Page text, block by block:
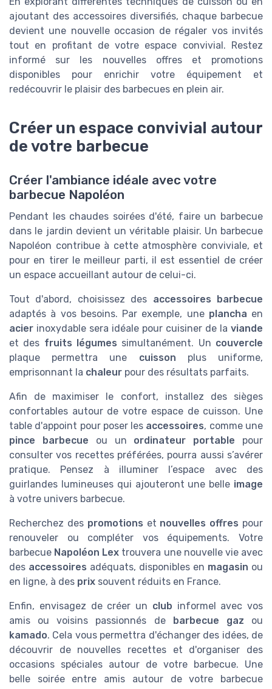
ajoutant des accessoires diversifiés, chaque barbecue
devient une nouvelle occasion de régaler vos invités
tout en profitant de votre espace convivial. Restez
informé sur les nouvelles offres et promotions
disponibles pour enrichir votre équipement et
redécouvrir le plaisir des barbecues en plein air.
Créer un espace convivial autour
de votre barbecue
Créer l'ambiance idéale avec votre
barbecue Napoléon
Pendant les chaudes soirées d'été, faire un barbecue
dans le jardin devient un véritable plaisir. Un barbecue
Napoléon contribue à cette atmosphère conviviale, et
pour en tirer le meilleur parti, il est essentiel de créer
un espace accueillant autour de celui-ci.
Tout d'abord, choisissez des accessoires barbecue
adaptés à vos besoins. Par exemple, une plancha en
acier inoxydable sera idéale pour cuisiner de la viande
et des fruits légumes simultanément. Un couvercle
plaque permettra une cuisson plus uniforme,
emprisonnant la chaleur pour des résultats parfaits.
Afin de maximiser le confort, installez des sièges
confortables autour de votre espace de cuisson. Une
table d'appoint pour poser les accessoires, comme une
pince barbecue ou un ordinateur portable pour
consulter vos recettes préférées, pourra aussi s’avérer
pratique. Pensez à illuminer l’espace avec des
guirlandes lumineuses qui ajouteront une belle image
à votre univers barbecue.
Recherchez des promotions et nouvelles offres pour
renouveler ou compléter vos équipements. Votre
barbecue Napoléon Lex trouvera une nouvelle vie avec
des accessoires adéquats, disponibles en magasin ou
en ligne, à des prix souvent réduits en France.
Enfin, envisagez de créer un club informel avec vos
amis ou voisins passionnés de barbecue gaz ou
kamado. Cela vous permettra d'échanger des idées, de
découvrir de nouvelles recettes et d'organiser des
occasions spéciales autour de votre barbecue. Une
belle soirée entre amis autour de votre barbecue